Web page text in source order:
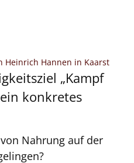
Heinrich Hannen in Kaarst:
„Kampf
konkretes
Nahrung auf der